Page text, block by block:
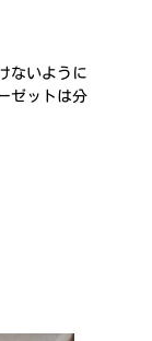
ないように
ゼットは分